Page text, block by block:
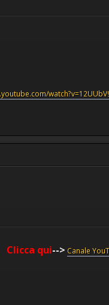
Clicca qui--> Canale